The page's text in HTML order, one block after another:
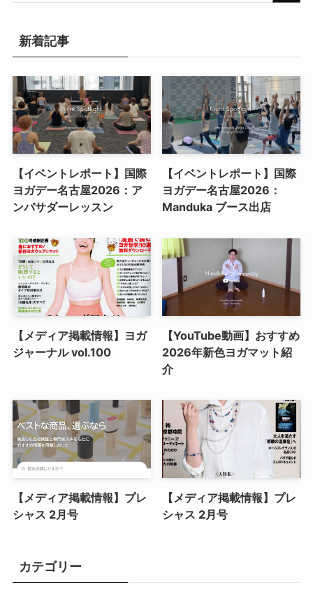
新着記事
【イベントレポート】国際
ヨガデー名古屋2026：ア
ンバサダーレッスン
【イベントレポート】国際
ヨガデー名古屋2026：
Manduka ブース出店
【メディア掲載情報】ヨガ
ジャーナル vol.100
【YouTube動画】おすすめ
2026年新色ヨガマット紹
介
【メディア掲載情報】プレ
シャス 2月号
【メディア掲載情報】プレ
シャス 2月号
カテゴリー